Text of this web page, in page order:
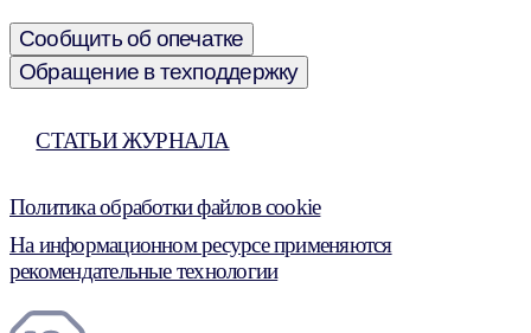
Сообщить об опечатке
Обращение в техподдержку
СТАТЬИ ЖУРНАЛА
Политика обработки файлов cookie
На информационном ресурсе применяются
рекомендательные технологии